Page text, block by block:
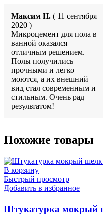
Максим Н. ( 11 сентября
2020 )
Микроцемент для пола в
ванной оказался
отличным решением.
Полы получились
прочными и легко
моются, а их внешний
вид стал современным и
стильным. Очень рад
результатом!
Похожие товары
В корзину
Быстрый просмотр
Добавить в избранное
Штукатурка мокрый